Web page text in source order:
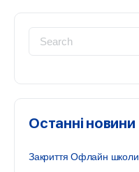
Search
for:
Останні новини
Закриття Офлайн школи